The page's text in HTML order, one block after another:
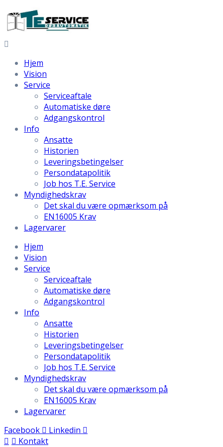
Hjem
Vision
Service
Serviceaftale
Automatiske døre
Adgangskontrol
Info
Ansatte
Historien
Leveringsbetingelser
Persondatapolitik
Job hos T.E. Service
Myndighedskrav
Det skal du være opmærksom på
EN16005 Krav
Lagervarer
Hjem
Vision
Service
Serviceaftale
Automatiske døre
Adgangskontrol
Info
Ansatte
Historien
Leveringsbetingelser
Persondatapolitik
Job hos T.E. Service
Myndighedskrav
Det skal du være opmærksom på
EN16005 Krav
Lagervarer
Facebook
Linkedin
Kontakt